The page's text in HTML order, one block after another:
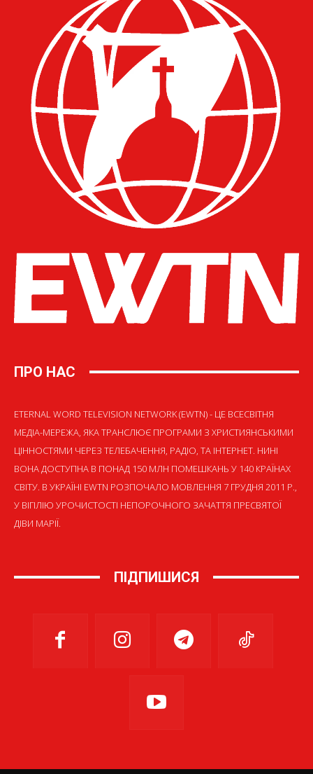
ПРО НАС
ETERNAL WORD TELEVISION NETWORK (EWTN) - ЦЕ ВСЕСВІТНЯ
МЕДІА-МЕРЕЖА, ЯКА ТРАНСЛЮЄ ПРОГРАМИ З ХРИСТИЯНСЬКИМИ
ЦІННОСТЯМИ ЧЕРЕЗ ТЕЛЕБАЧЕННЯ, РАДІО, ТА ІНТЕРНЕТ. НИНІ
ВОНА ДОСТУПНА В ПОНАД 150 МЛН ПОМЕШКАНЬ У 140 КРАЇНАХ
СВІТУ. В УКРАЇНІ EWTN РОЗПОЧАЛО МОВЛЕННЯ 7 ГРУДНЯ 2011 Р.,
У ВІГІЛІЮ УРОЧИСТОСТІ НЕПОРОЧНОГО ЗАЧАТТЯ ПРЕСВЯТОЇ
ДІВИ МАРІЇ.
ПІДПИШИСЯ